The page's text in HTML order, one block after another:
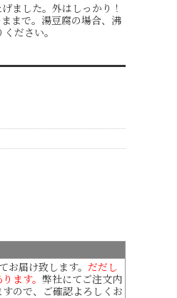
ました。外はしっかり！
まで。湯豆腐の場合、沸
ださい。
お届け致します。 だだし
ます。 弊社にてご注文内
ので、ご確認よろしくお